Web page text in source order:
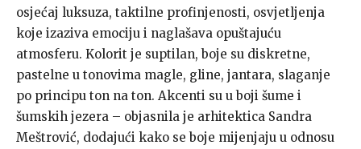
osjećaj luksuza, taktilne profinjenosti, osvjetljenja
koje izaziva emociju i naglašava opuštajuću
atmosferu. Kolorit je suptilan, boje su diskretne,
pastelne u tonovima magle, gline, jantara, slaganje
po principu ton na ton. Akcenti su u boji šume i
šumskih jezera – objasnila je arhitektica Sandra
Meštrović, dodajući kako se boje mijenjaju u odnosu